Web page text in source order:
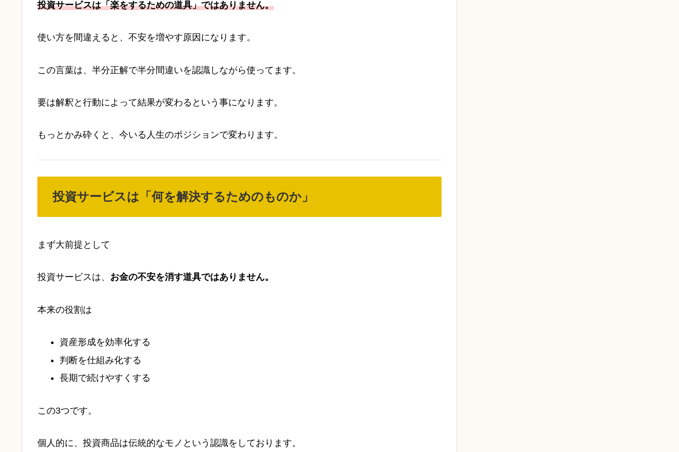
投資サービスは「楽をするための道具」ではありません。
使い方を間違えると、不安を増やす原因になります。
この言葉は、半分正解で半分間違いを認識しながら使ってます。
要は解釈と行動によって結果が変わるという事になります。
もっとかみ砕くと、今いる人生のポジションで変わります。
投資サービスは「何を解決するためのものか」
まず大前提として
投資サービスは、 お金の不安を消す道具ではありません。
本来の役割は
資産形成を効率化する
判断を仕組み化する
長期で続けやすくする
この3つです。
個人的に、投資商品は伝統的なモノという認識をしております。